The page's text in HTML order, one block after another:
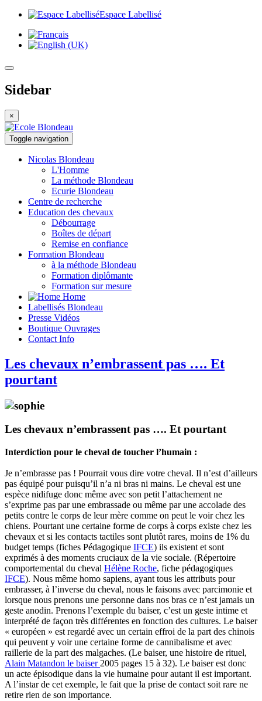
Espace Labellisé
Sidebar
×
Toggle navigation
Nicolas Blondeau
L'Homme
La méthode Blondeau
Ecurie Blondeau
Centre de recherche
Education des chevaux
Débourrage
Boîtes de départ
Remise en confiance
Formation Blondeau
à la méthode Blondeau
Formation diplômante
Formation sur mesure
Home
Labellisés Blondeau
Presse Vidéos
Boutique Ouvrages
Contact Info
Les chevaux n’embrassent pas …. Et
pourtant
Les chevaux n’embrassent pas …. Et pourtant
Interdiction pour le cheval de toucher l’humain :
Je n’embrasse pas ! Pourrait vous dire votre cheval. Il n’est d’ailleurs
pas équipé pour puisqu’il n’a ni bras ni mains. Le cheval est une
espèce nidifuge donc même avec son petit l’attachement ne
s’exprime pas par une embrassade ou même par une accolade des
petits contre le corps de leur mère comme on peut le voir chez les
chiens. Pourtant une certaine forme de corps à corps existe chez les
chevaux et si les contacts tactiles sont plutôt rares, moins de 1% du
budget temps (fiches Pédagogique IFCE) ils existent et sont
exprimés à des moments cruciaux de la vie sociale. (Répertoire
comportemental du cheval Hélène Roche, fiche pédagogiques
IFCE). Nous même homo sapiens, ayant tous les attributs pour
embrasser, à l’inverse du cheval, nous le faisons avec parcimonie et
lorsque nous prenons une personne dans nos bras ce n’est jamais un
geste anodin. Prenons l’exemple du baiser, c’est un geste intime et
interprété de façon très différentes en fonction des cultures. Le baiser
« européen » est regardé avec un certain effroi de la part des chinois
qui peuvent y voir une certaine forme de cannibalisme et avec
raillerie de la part des malgaches. (Le baiser, une histoire de rituel,
Alain Matandon le baiser 2005 pages 15 à 32). Le baiser est donc
un acte épisodique dans la vie humaine pour autant il est important.
A l’instar de cet exemple, le fait que la prise de contact soit rare ne
retire rien de son importance.